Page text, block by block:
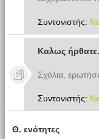
Συντονιστής:
Καλως ήρθατε.
Σχόλια,
Συντονιστής:
Θ. ενότητες